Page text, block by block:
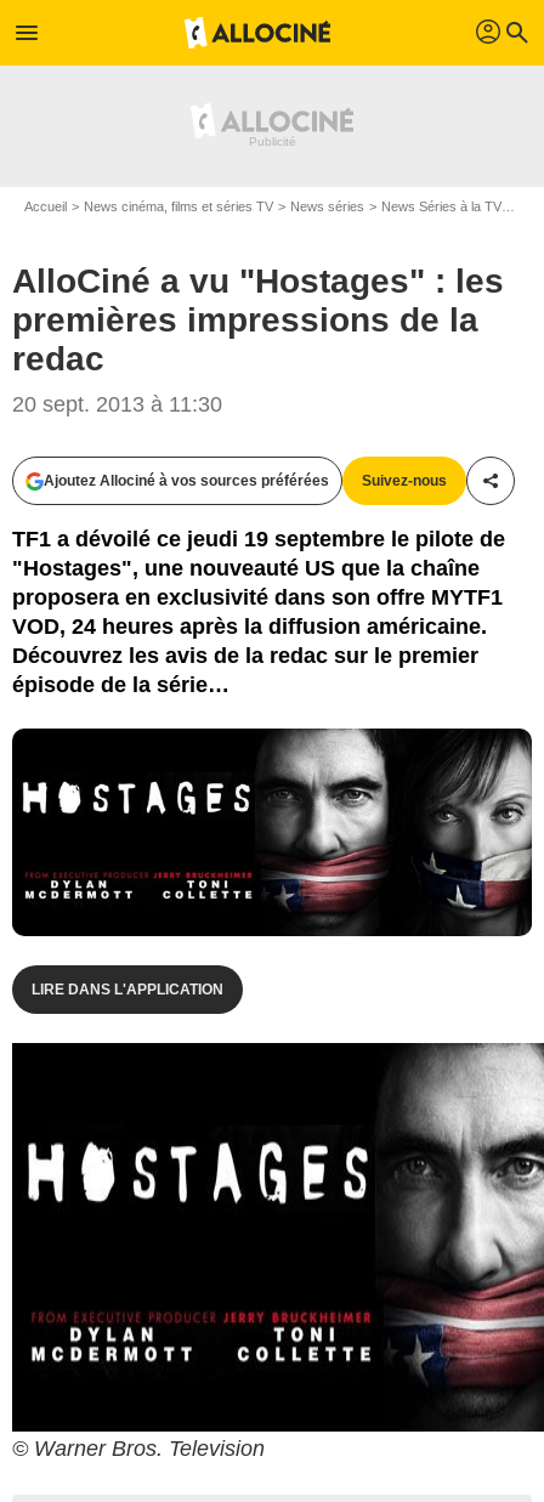
menu profil search
Accueil News cinéma, films et séries TV News séries News Séries à la TV
AlloCiné a vu "Hostages" : les
premières impressions de la
redac
20 sept. 2013 à 11:30
Ajoutez Allociné à vos sources préférées Suivez-nous
TF1 a dévoilé ce jeudi 19 septembre le pilote de
"Hostages", une nouveauté US que la chaîne
proposera en exclusivité dans son offre MYTF1
VOD, 24 heures après la diffusion américaine.
Découvrez les avis de la redac sur le premier
épisode de la série…
LIRE DANS L'APPLICATION
© Warner Bros. Television